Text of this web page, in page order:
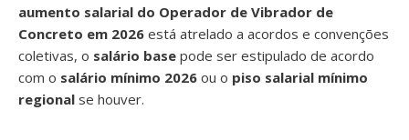
aumento salarial do Operador de Vibrador de
Concreto em 2026 está atrelado a acordos e convenções
coletivas, o salário base pode ser estipulado de acordo
com o salário mínimo 2026 ou o piso salarial mínimo
regional se houver.